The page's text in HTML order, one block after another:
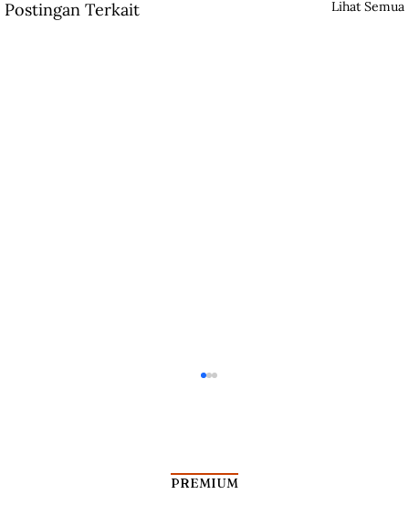
Postingan Terkait Lihat Semua
PREMIUM